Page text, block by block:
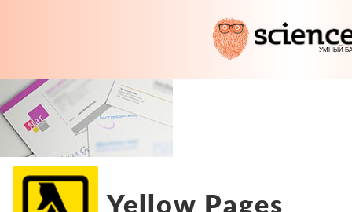
Yellow Pages